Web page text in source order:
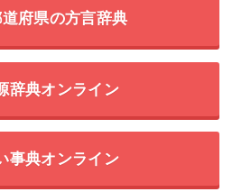
府県の方言辞典
辞典オンライン
事典オンライン